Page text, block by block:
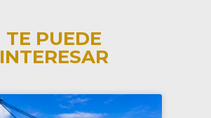
TE PUEDE
INTERESAR